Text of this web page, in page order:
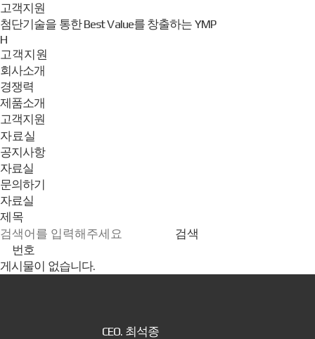
고객지원
첨단기술을 통한 Best Value를 창출하는 YMP
H
고객지원
회사소개
경쟁력
제품소개
고객지원
자료실
공지사항
자료실
문의하기
자료실
검색
자료실
번호
게시물이 없습니다.
CEO. 최석종